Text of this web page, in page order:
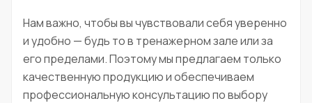
Нам важно, чтобы вы чувствовали себя уверенно
и удобно — будь то в тренажерном зале или за
его пределами. Поэтому мы предлагаем только
качественную продукцию и обеспечиваем
профессиональную консультацию по выбору